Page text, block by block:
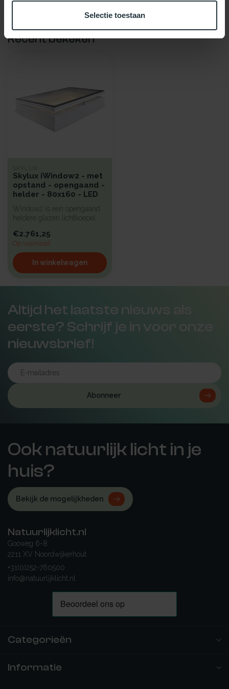
Selectie toestaan
Recent bekeken
SKYLUX
Skylux iWindow2 - met
opstand - opengaand -
helder - 80x160 - LED
Window2 is een opengaand
heldere glazen lichtkoepel
€2.761,25
Op voorraad
In winkelwagen
Altijd het laatste nieuws als
eerste? Schrijf je in voor onze
nieuwsbrief!
Abonneer
Ook natuurlijk licht in je
huis?
Bekijk de mogelijkheden
Natuurlijklicht.nl
Gooweg 6-8
2211 XV Noordwijkerhout
+31(0)252-760500
info@natuurlijklicht.nl
Categorieën
Informatie